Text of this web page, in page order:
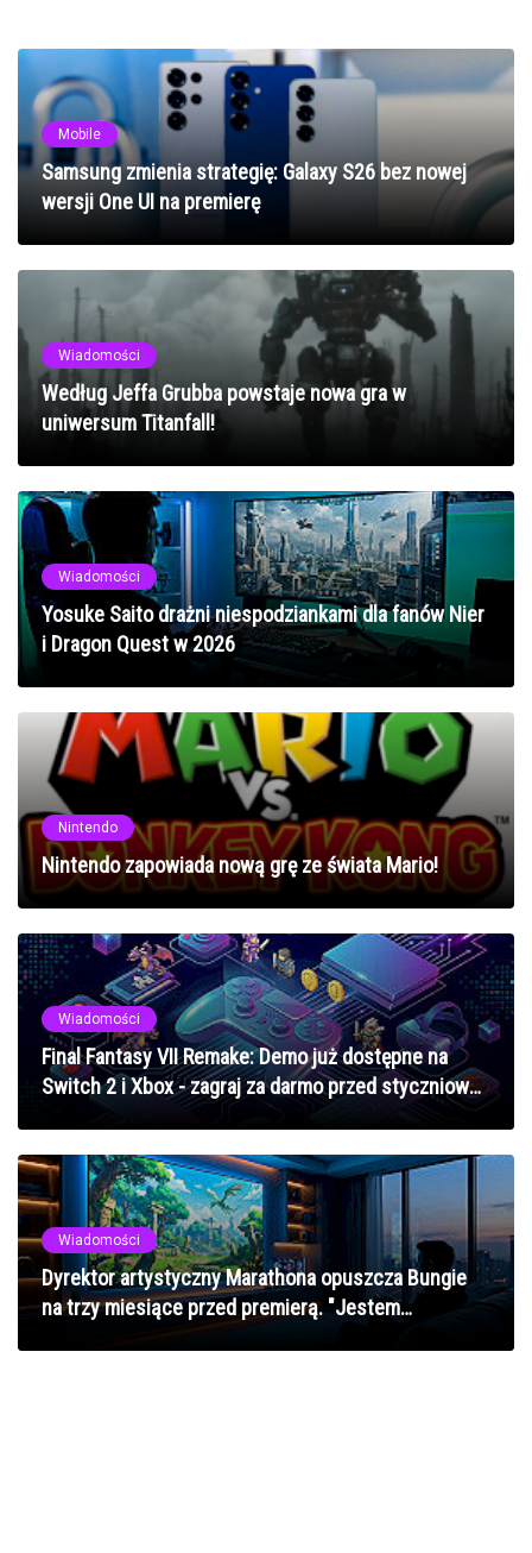
Mobile
Samsung zmienia strategię: Galaxy S26 bez nowej
wersji One UI na premierę
Wiadomości
Według Jeffa Grubba powstaje nowa gra w
uniwersum Titanfall!
Wiadomości
Yosuke Saito drażni niespodziankami dla fanów Nier
i Dragon Quest w 2026
Nintendo
Nintendo zapowiada nową grę ze świata Mario!
Wiadomości
Final Fantasy VII Remake: Demo już dostępne na
Switch 2 i Xbox - zagraj za darmo przed styczniową
premierą
Wiadomości
Dyrektor artystyczny Marathona opuszcza Bungie
na trzy miesiące przed premierą. "Jestem
niesamowicie dumny z wizualnego świata, który